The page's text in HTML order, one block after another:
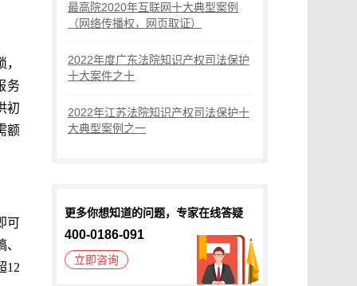
务
初
额
可
12
最高院2020年互联网十大典型案例
（网络传播权，网页取证）
2022年度广东法院知识产权司法保护
十大案件之十
2022年江苏法院知识产权司法保护十
大典型案例之一
更多你想知道的问题，专家在线答疑
400-0186-091
立即咨询